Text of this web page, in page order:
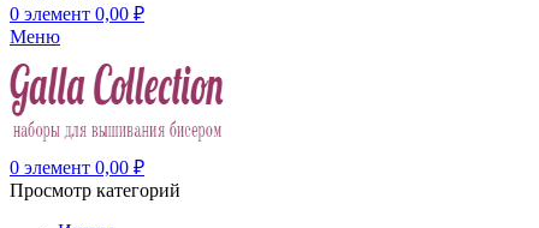
0 элемент 0,00 ₽
Меню
0 элемент 0,00 ₽
Просмотр категорий